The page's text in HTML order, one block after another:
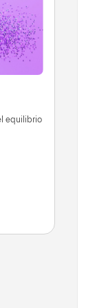
equilibrio